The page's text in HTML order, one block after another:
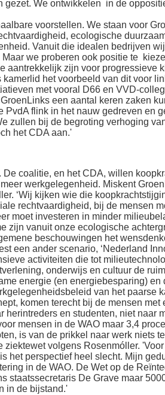
gezet. We ontwikkelen in de
voorstellen. We staan voor
ecologische
Vanuit die idealen bedrijven
we proberen ook positie te
aantrekkelijk zijn voor progressieve
het voorbeeld van dit voor
met vooral D66 en VVD-
een aantal keren zaken
PvdA flink in het nauw gedreven en
zullen bij de begroting verhoging
het CDA aan.'
coalitie, en het CDA, willen
werkgelegenheid. Miskent
‘Wij kijken wie die
rechtvaardigheid, bij de mensen
moet investeren in minder
zijn vanuit onze ecologische
beschouwingen het
een ander scenario, ‘Nederland
activiteiten die tot
onderwijs en cultuur de
energie (en energiebespa­ring) en
van het paarse
komen terecht bij de mensen met
herin­treders en studenten, niet naar
mensen in de WAO maar 3,4
is van de prikkel naar werk niets
ziektewet volgens Rosenmóller.
het per­spectief heel slecht. Mijn
in de WAO. De Wet op de
staatssecretaris De Grave maar
in de bijstand.'